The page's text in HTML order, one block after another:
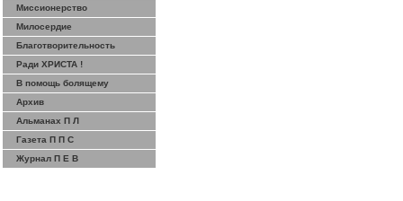
Миссионерство
Милосердие
Благотворительность
Ради ХРИСТА !
В помощь болящему
Архив
Альманах П Л
Газета П П С
Журнал П Е В